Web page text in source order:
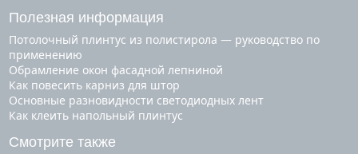
Полезная информация
Потолочный плинтус из полистирола — руководство по
применению
Обрамление окон фасадной лепниной
Как повесить карниз для штор
Основные разновидности светодиодных лент
Как клеить напольный плинтус
Смотрите также